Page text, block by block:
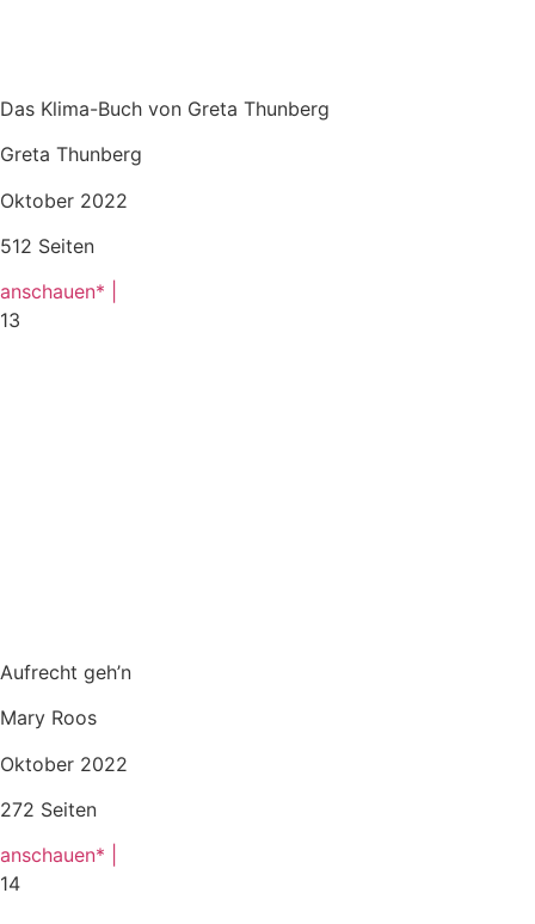
Das Klima-Buch von Greta Thunberg
Greta Thunberg
Oktober 2022
512 Seiten
anschauen* |
13
Aufrecht geh’n
Mary Roos
Oktober 2022
272 Seiten
anschauen* |
14